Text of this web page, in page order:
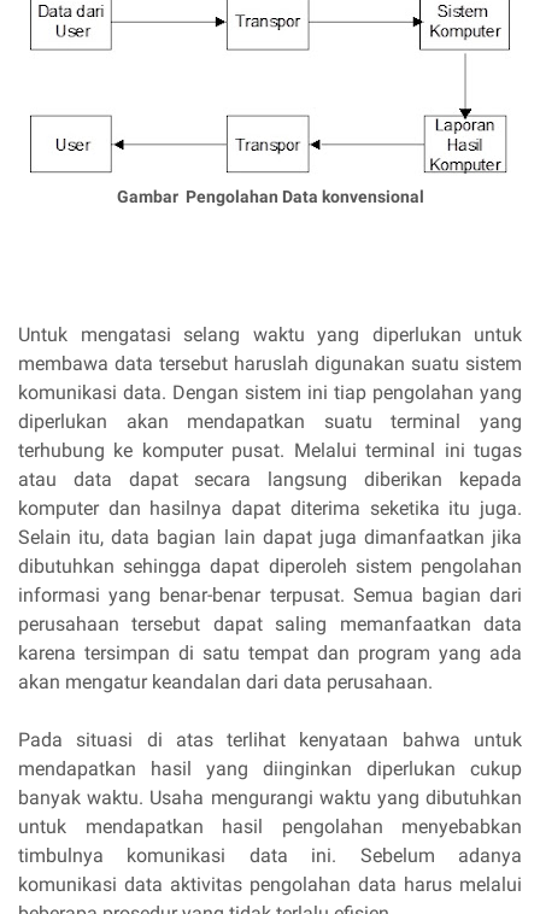
Gambar Pengolahan Data konvensional
Untuk mengatasi selang waktu yang diperlukan untuk
membawa data tersebut haruslah digunakan suatu sistem
komunikasi data. Dengan sistem ini tiap pengolahan yang
diperlukan akan mendapatkan suatu terminal yang
terhubung ke komputer pusat. Melalui terminal ini tugas
atau data dapat secara langsung diberikan kepada
komputer dan hasilnya dapat diterima seketika itu juga.
Selain itu, data bagian lain dapat juga dimanfaatkan jika
dibutuhkan sehingga dapat diperoleh sistem pengolahan
informasi yang benar-benar terpusat. Semua bagian dari
perusahaan tersebut dapat saling memanfaatkan data
karena tersimpan di satu tempat dan program yang ada
akan mengatur keandalan dari data perusahaan.
Pada situasi di atas terlihat kenyataan bahwa untuk
mendapatkan hasil yang diinginkan diperlukan cukup
banyak waktu. Usaha mengurangi waktu yang dibutuhkan
untuk mendapatkan hasil pengolahan menyebabkan
timbulnya komunikasi data ini. Sebelum adanya
komunikasi data aktivitas pengolahan data harus melalui